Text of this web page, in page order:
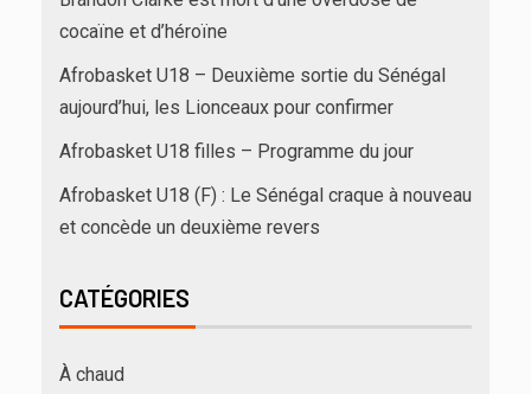
cocaïne et d’héroïne
Afrobasket U18 – Deuxième sortie du Sénégal
aujourd’hui, les Lionceaux pour confirmer
Afrobasket U18 filles – Programme du jour
Afrobasket U18 (F) : Le Sénégal craque à nouveau
et concède un deuxième revers
CATÉGORIES
À chaud